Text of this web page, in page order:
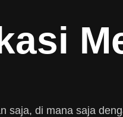
saja, di mana saja